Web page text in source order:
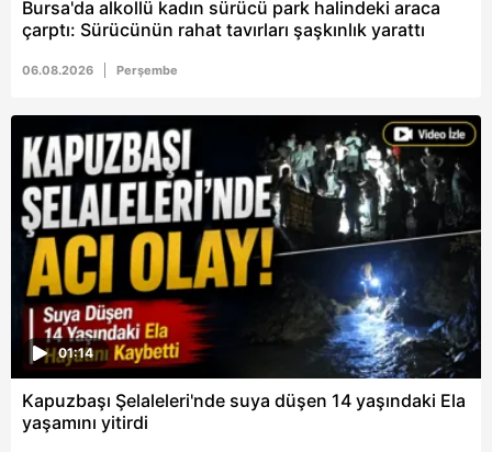
için Ayarlar butonuna tıklayabilir,Çerez Bilgilendirme
hazırlanmış Aydınlatma Metnimizi okumak ve sitemizde
ilgili mevzuata uygun olarak kullanılan çerezlerle ilgili bilgi
almak için lütfen tıklayınız.
Bursa'da alkollü kadın sürücü park halindeki araca
çarptı: Sürücünün rahat tavırları şaşkınlık yarattı
06.08.2026 Perşembe
01:14
Kapuzbaşı Şelaleleri'nde suya düşen 14 yaşındaki Ela
yaşamını yitirdi